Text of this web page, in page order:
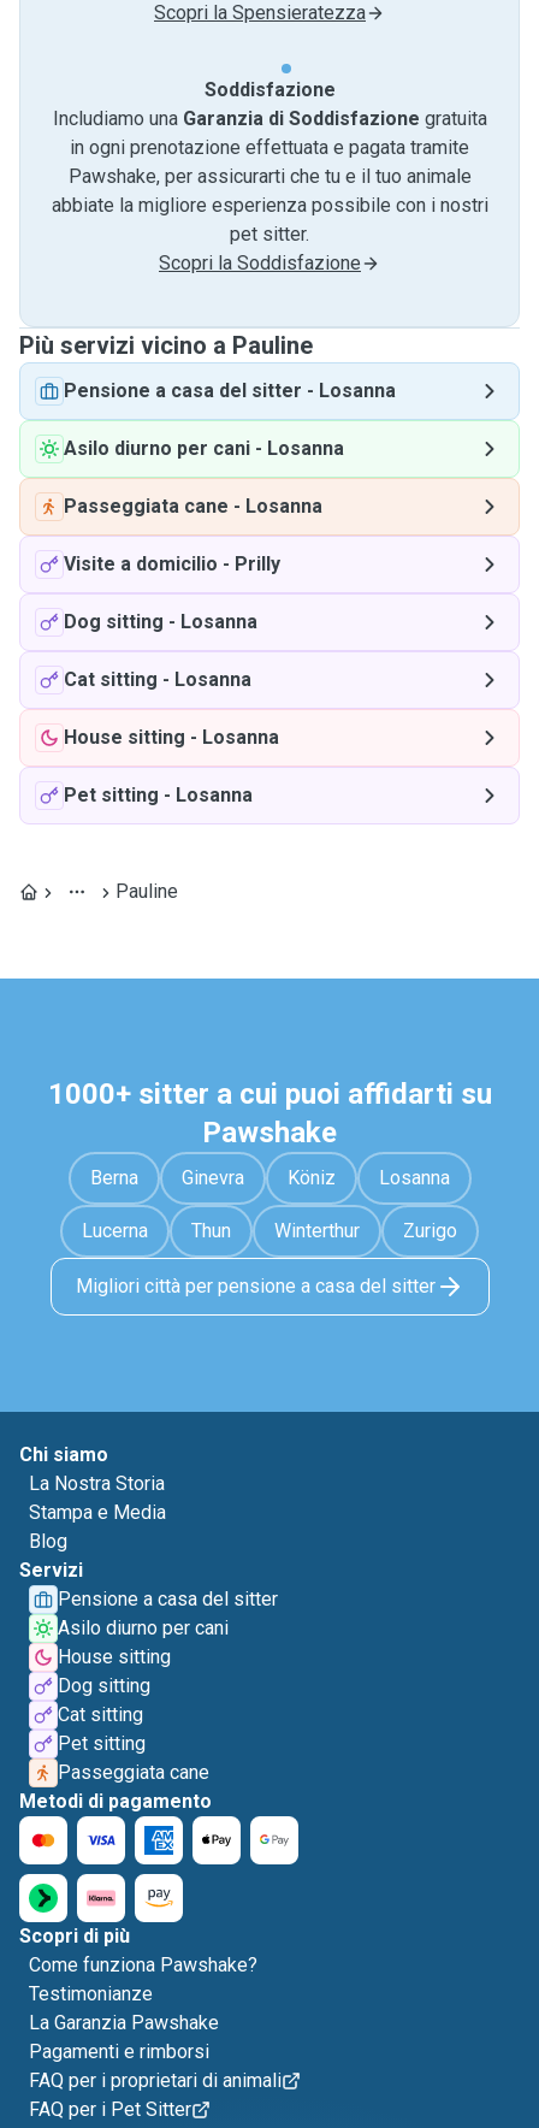
Scopri la Spensieratezza
Soddisfazione
Includiamo una Garanzia di Soddisfazione gratuita
in ogni prenotazione effettuata e pagata tramite
Pawshake, per assicurarti che tu e il tuo animale
abbiate la migliore esperienza possibile con i nostri
pet sitter.
Scopri la Soddisfazione
Più servizi vicino a Pauline
Pensione a casa del sitter - Losanna
Asilo diurno per cani - Losanna
Passeggiata cane - Losanna
Visite a domicilio - Prilly
Dog sitting - Losanna
Cat sitting - Losanna
House sitting - Losanna
Pet sitting - Losanna
Pauline
1000+ sitter a cui puoi affidarti su
Pawshake
Berna Ginevra Köniz Losanna
Lucerna Thun Winterthur Zurigo
Migliori città per pensione a casa del sitter
Chi siamo
La Nostra Storia
Stampa e Media
Blog
Servizi
Pensione a casa del sitter
Asilo diurno per cani
House sitting
Dog sitting
Cat sitting
Pet sitting
Passeggiata cane
Metodi di pagamento
Scopri di più
Come funziona Pawshake?
Testimonianze
La Garanzia Pawshake
Pagamenti e rimborsi
FAQ per i proprietari di animali
FAQ per i Pet Sitter